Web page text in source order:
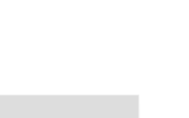
Melayu